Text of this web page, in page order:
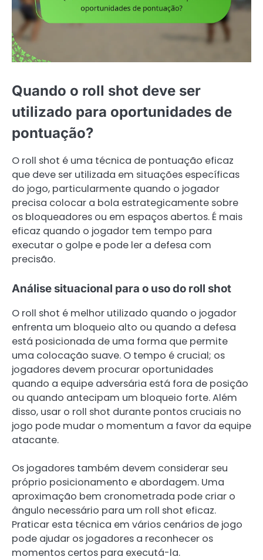
Quando o roll shot deve ser
utilizado para oportunidades de
pontuação?
O roll shot é uma técnica de pontuação eficaz
que deve ser utilizada em situações específicas
do jogo, particularmente quando o jogador
precisa colocar a bola estrategicamente sobre
os bloqueadores ou em espaços abertos. É mais
eficaz quando o jogador tem tempo para
executar o golpe e pode ler a defesa com
precisão.
Análise situacional para o uso do roll shot
O roll shot é melhor utilizado quando o jogador
enfrenta um bloqueio alto ou quando a defesa
está posicionada de uma forma que permite
uma colocação suave. O tempo é crucial; os
jogadores devem procurar oportunidades
quando a equipe adversária está fora de posição
ou quando antecipam um bloqueio forte. Além
disso, usar o roll shot durante pontos cruciais no
jogo pode mudar o momentum a favor da equipe
atacante.
Os jogadores também devem considerar seu
próprio posicionamento e abordagem. Uma
aproximação bem cronometrada pode criar o
ângulo necessário para um roll shot eficaz.
Praticar esta técnica em vários cenários de jogo
pode ajudar os jogadores a reconhecer os
momentos certos para executá-la.